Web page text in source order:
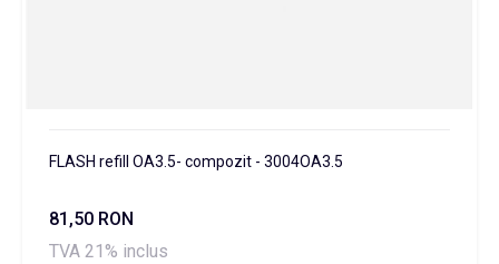
FLASH refill OA3.5- compozit - 3004OA3.5
81,50 RON
TVA 21% inclus